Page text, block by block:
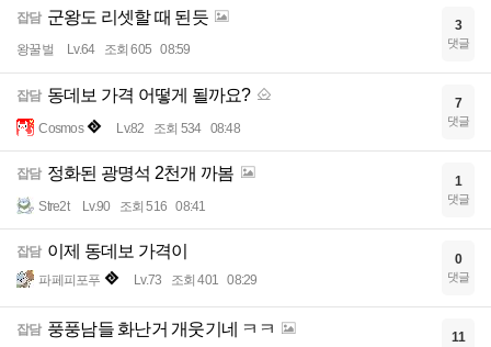
잡담 군왕도 리셋할 때 된듯
왕꿀벌 Lv.64 조회 605 08:59
3
댓글
잡담 동데보 가격 어떻게 될까요?
Cosmos Lv.82 조회 534 08:48
7
댓글
잡담 정화된 광명석 2천개 까봄
Stre2t Lv.90 조회 516 08:41
1
댓글
잡담 이제 동데보 가격이
파페피포푸 Lv.73 조회 401 08:29
0
댓글
잡담 풍풍남들 화난거 개웃기네 ㅋㅋ 11